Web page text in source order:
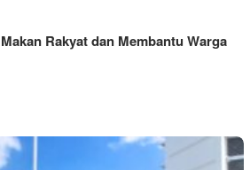
Rakyat dan Membantu Warga